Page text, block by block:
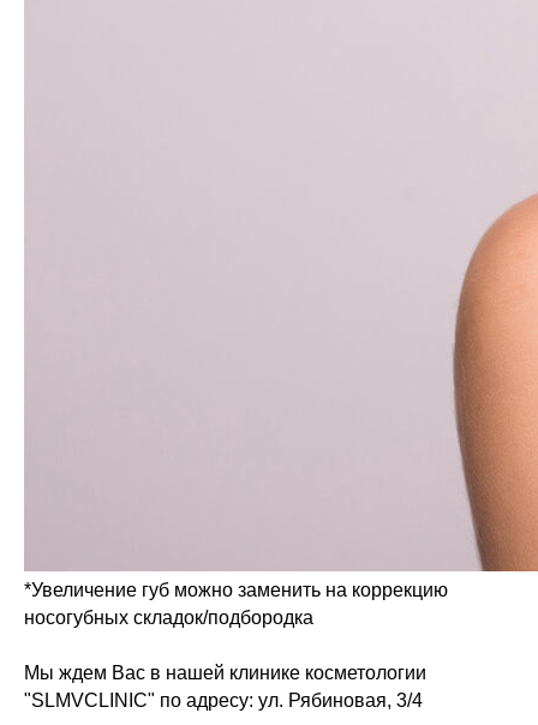
*Увеличение губ можно заменить на коррекцию
носогубных складок/подбородка
Мы ждем Вас в нашей клинике косметологии
"SLMVCLINIC" по адресу: ул. Рябиновая, 3/4